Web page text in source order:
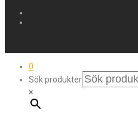
0
Sök produkter
×